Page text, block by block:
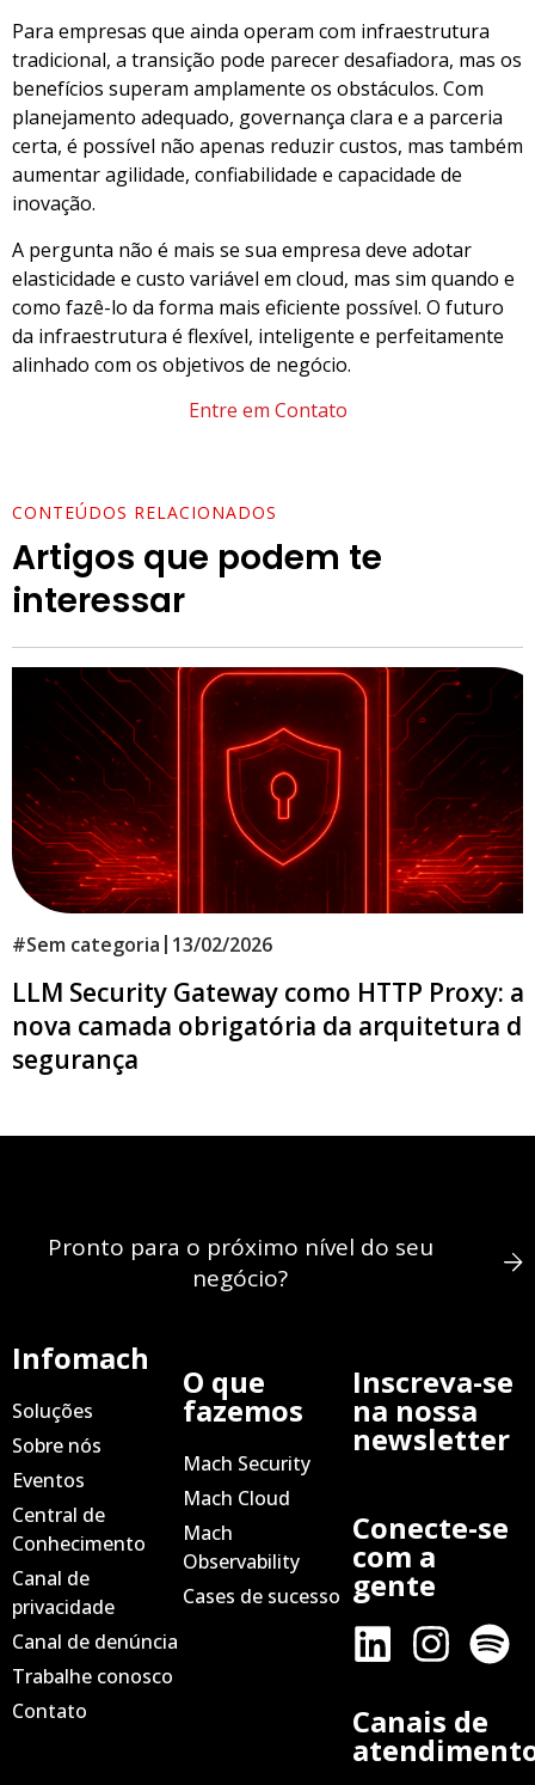
Para empresas que ainda operam com infraestrutura
tradicional, a transição pode parecer desafiadora, mas os
benefícios superam amplamente os obstáculos. Com
planejamento adequado, governança clara e a parceria
certa, é possível não apenas reduzir custos, mas também
aumentar agilidade, confiabilidade e capacidade de
inovação.
A pergunta não é mais se sua empresa deve adotar
elasticidade e custo variável em cloud, mas sim quando e
como fazê-lo da forma mais eficiente possível. O futuro
da infraestrutura é flexível, inteligente e perfeitamente
alinhado com os objetivos de negócio.
Entre em Contato
CONTEÚDOS RELACIONADOS
Artigos que podem te
interessar
#Sem categoria | 13/02/2026
LLM Security Gateway como HTTP Proxy: a
nova camada obrigatória da arquitetura de
segurança
Pronto para o próximo nível do seu
negócio?
Infomach
Soluções
Sobre nós
Eventos
Central de
Conhecimento
Canal de
privacidade
Canal de denúncia
Trabalhe conosco
Contato
O que
fazemos
Mach Security
Mach Cloud
Mach
Observability
Cases de sucesso
Inscreva-se
na nossa
newsletter
Conecte-se
com a
gente
Canais de